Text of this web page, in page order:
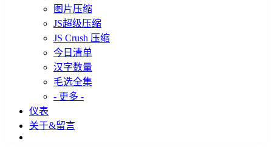
图片压缩
JS超级压缩
JS Crush 压缩
今日清单
汉字数量
毛选全集
- 更多 -
仪表
关于&留言